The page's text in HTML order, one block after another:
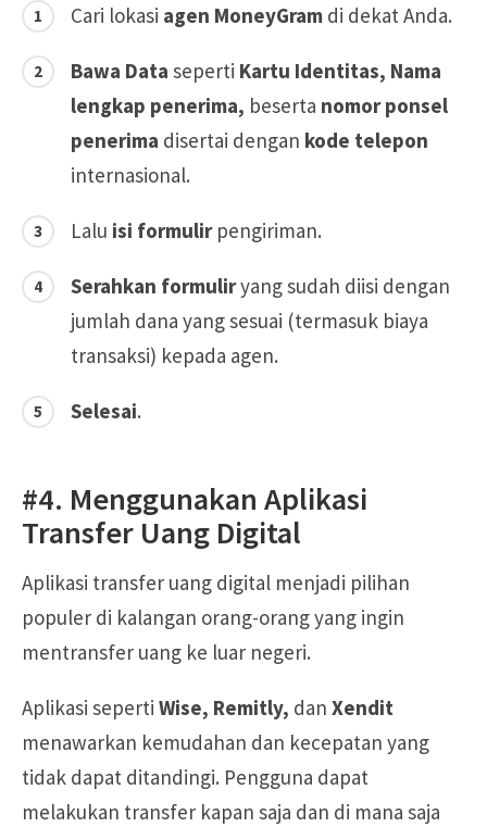
Cari lokasi agen MoneyGram di dekat Anda.
Bawa Data seperti Kartu Identitas, Nama
lengkap penerima, beserta nomor ponsel
penerima disertai dengan kode telepon
internasional.
Lalu isi formulirpengiriman.
Serahkan formuliryang sudah diisi dengan
jumlah dana yang sesuai (termasuk biaya
transaksi) kepada agen.
Selesai.
#4. Menggunakan Aplikasi
Transfer Uang Digital
Aplikasi transfer uang digital menjadi pilihan
populer di kalangan orang-orang yang ingin
mentransfer uang ke luar negeri.
Aplikasi seperti Wise, Remitly, dan Xendit
menawarkan kemudahan dan kecepatan yang
tidak dapat ditandingi. Pengguna dapat
melakukan transfer kapan saja dan di mana saja